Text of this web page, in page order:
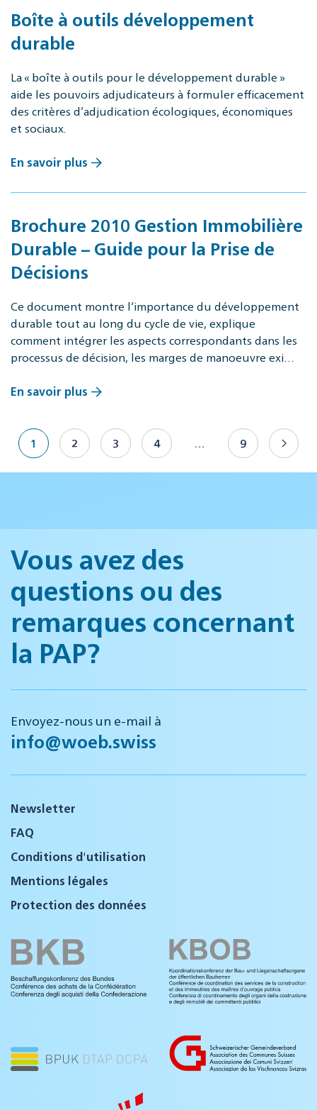
Boîte à outils développement
durable
La « boîte à outils pour le développement durable »
aide les pouvoirs adjudicateurs à formuler efficacement
des critères d’adjudication écologiques, économiques
et sociaux.
En savoir plus
Brochure 2010 Gestion Immobilière
Durable – Guide pour la Prise de
Décisions
Ce document montre l‘importance du développement
durable tout au long du cycle de vie, explique
comment intégrer les aspects correspondants dans les
processus de décision, les marges de manoeuvre exi…
En savoir plus
1 2 3 4 … 9
Vous avez des
questions ou des
remarques concernant
la PAP?
Envoyez-nous un e-mail à
info@woeb.swiss
Newsletter
FAQ
Conditions d'utilisation
Mentions légales
Protection des données